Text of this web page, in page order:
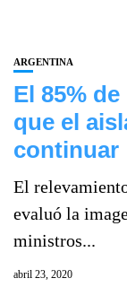
ARGENTINA
El 85%
que el
continuar
El
evaluó la
ministros...
abril 23, 2020